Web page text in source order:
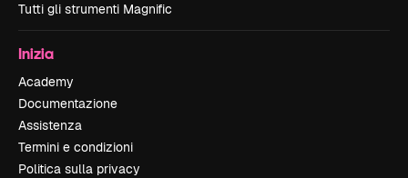
Tutti gli strumenti Magnific
Inizia
Academy
Documentazione
Assistenza
Termini e condizioni
Politica sulla privacy